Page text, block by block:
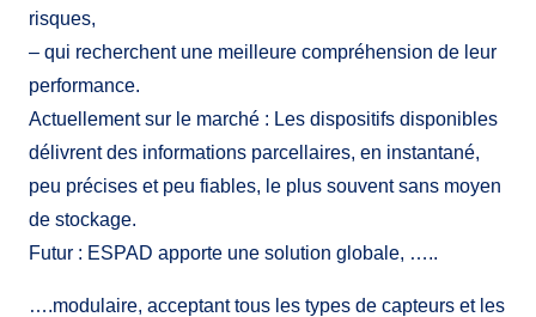
risques,
– qui recherchent une meilleure compréhension de leur
performance.
Actuellement sur le marché : Les dispositifs disponibles
délivrent des informations parcellaires, en instantané,
peu précises et peu fiables, le plus souvent sans moyen
de stockage.
Futur : ESPAD apporte une solution globale, …..
….modulaire, acceptant tous les types de capteurs et les